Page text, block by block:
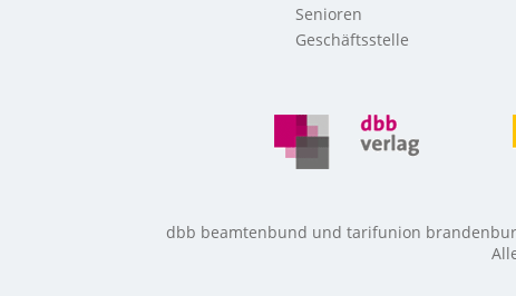
Senioren
Geschäftsstelle
dbb beamtenbund und tarifunion brandenburg